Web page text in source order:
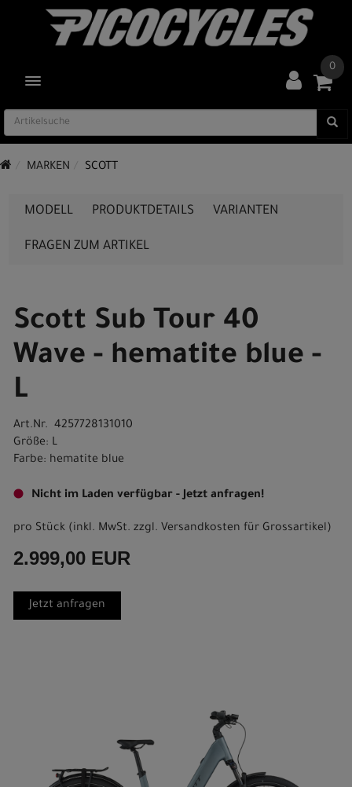
TOGGLE NAVIGATION
0
MARKEN SCOTT
MODELL PRODUKTDETAILS VARIANTEN
FRAGEN ZUM ARTIKEL
Scott Sub Tour 40
Wave - hematite blue -
L
Art.Nr. 4257728131010
Größe: L
Farbe: hematite blue
Nicht im Laden verfügbar - Jetzt anfragen!
pro Stück (inkl. MwSt. zzgl. Versandkosten für Grossartikel)
2.999,00 EUR
Jetzt anfragen